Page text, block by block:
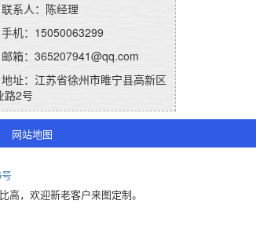
联系人：陈经理
手机：15050063299
邮箱：365207941@qq.com
地址：江苏省徐州市睢宁县高新区
路2号
网站地图
高，欢迎新老客户来图定制。